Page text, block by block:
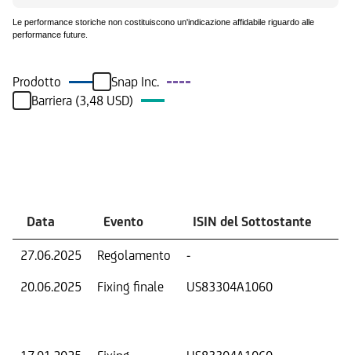
Le performance storiche non costituiscono un'indicazione affidabile riguardo alle
performance future.
Prodotto
Snap Inc.
Barriera (3,48 USD)
Data Evento ISIN del Sottostante
27.06.2025 Regolamento -
20.06.2025
Fixing finale US83304A1060